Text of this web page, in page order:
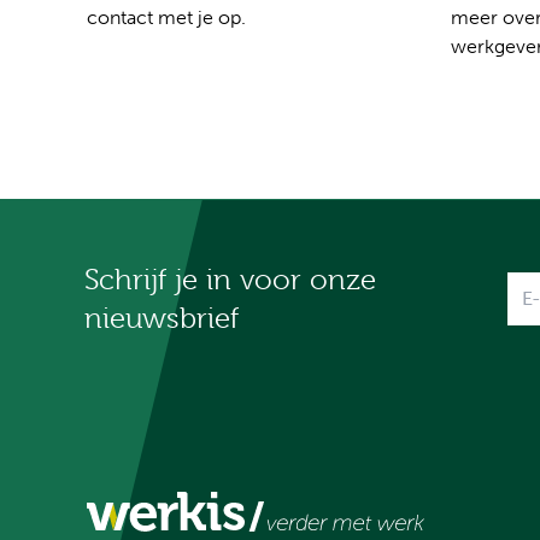
contact met je op.
meer
Schrijf je in voor onze
nieuwsbrief